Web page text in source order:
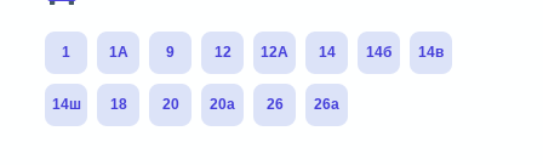
1 1А 9 12 12А 14 14б 14в
14ш 18 20 20а 26 26а